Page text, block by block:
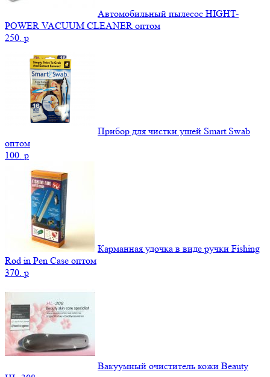
Автомобильный пылесос HIGHT-
POWER VACUUM CLEANER оптом
250. p
Прибор для чистки ушей Smart Swab
оптом
100. p
Карманная удочка в виде ручки Fishing
Rod in Pen Case оптом
370. p
Вакуумный очиститель кожи Beauty